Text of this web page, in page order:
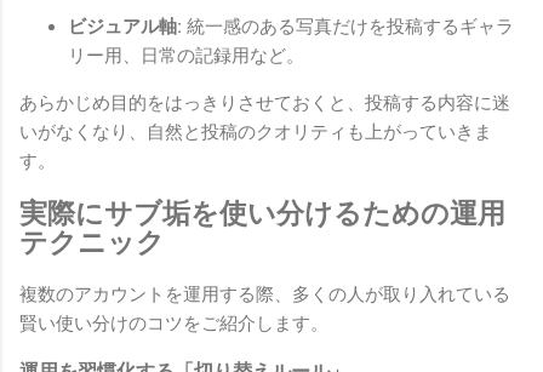
ビジュアル軸: 統一感のある写真だけを投稿するギャラ
リー用、日常の記録用など。
あらかじめ目的をはっきりさせておくと、投稿する内容に迷
いがなくなり、自然と投稿のクオリティも上がっていきま
す。
実際にサブ垢を使い分けるための運用
テクニック
複数のアカウントを運用する際、多くの人が取り入れている
賢い使い分けのコツをご紹介します。